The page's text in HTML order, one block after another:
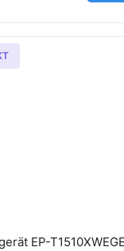
EP-